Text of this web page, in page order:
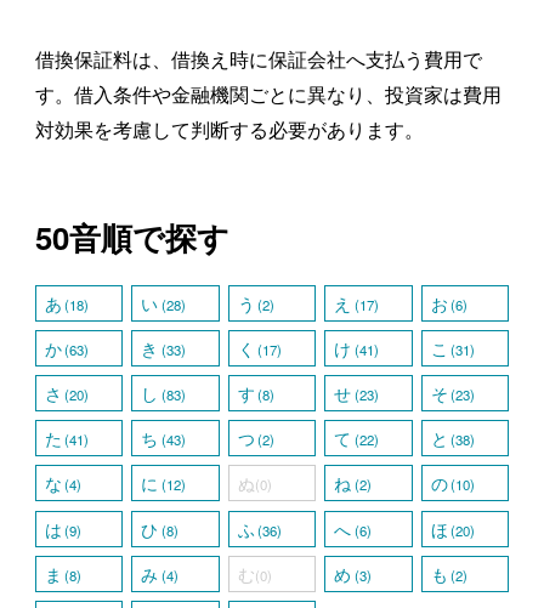
借換保証料は、借換え時に保証会社へ支払う費用で
す。借入条件や金融機関ごとに異なり、投資家は費用
対効果を考慮して判断する必要があります。
50音順で探す
あ(18) い(28) う (2) え (17) お (6)
か(63) き (33) く (17) け (41) こ (31)
さ (20) し (83) す (8) せ(23) そ (23)
た(41) ち (43) つ (2) て (22) と (38)
な(4) に (12) ぬ(0) ね(2) の(10)
は(9) ひ (8) ふ (36) へ(6) ほ (20)
ま (8) み(4) む(0) め (3) も (2)